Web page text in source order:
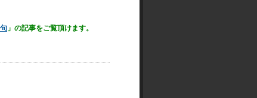
」の記事をご覧頂けます。